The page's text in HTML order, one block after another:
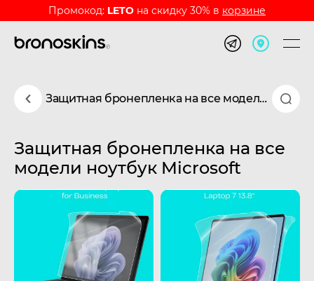
Промокод: LETO на скидку 30% в корзине
Защитная бронепленка на все модели ноутбук Microsoft
Защитная бронепленка на все
модели ноутбук Microsoft